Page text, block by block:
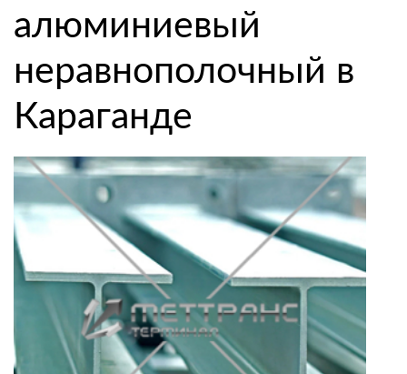
алюминиевый
неравнополочный в
Караганде